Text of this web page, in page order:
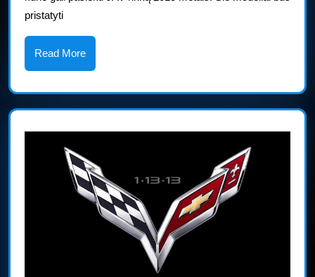
JAV
pristatyti
Read MoreRead
More